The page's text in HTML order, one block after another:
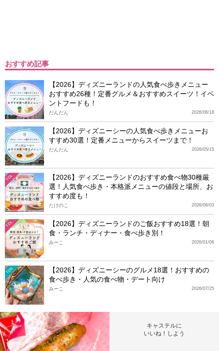
おすすめ記事
【2026】ディズニーランドの人気食べ歩きメニュー
おすすめ26種！定番グルメ＆おすすめスイーツ！イベ
ントフードも！
2026/06/18
だんだん
【2026】ディズニーシーの人気食べ歩きメニューお
すすめ30選！定番メニューからスイーツまで！
2026/05/15
だんだん
TDL
【2026】ディズニーランドのおすすめ食べ物30種厳
選！人気食べ歩き・本格派メニューの値段と場所、お
すすめ度も！
2026/06/03
たけのこ
TDL
【2026】ディズニーランドのご飯おすすめ18選！朝
食・ランチ・ディナー・食べ歩き別！
2026/01/06
みーこ
TDS
【2026】ディズニーシーのグルメ18選！おすすめの
食べ歩き・人気の食べ物・デート向け
2026/07/25
みーこ
キャステルに
いいね！しよう